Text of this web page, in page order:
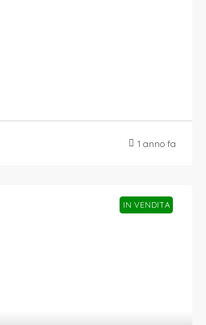
1 anno fa
IN VENDITA